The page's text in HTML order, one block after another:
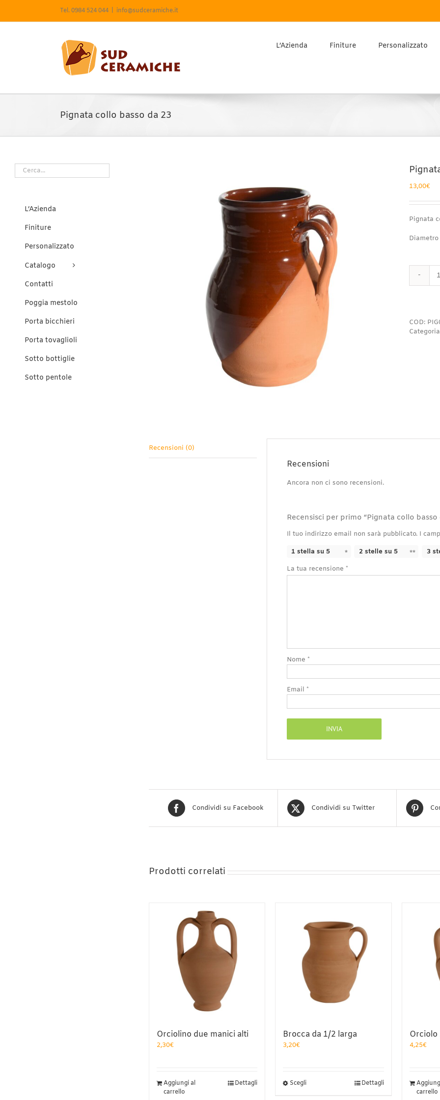
contenuto
Tel. 0984 524 044 info@sudceramiche.it
L’Azienda Finiture Personalizzato
Pignata collo basso da 23
13,00€
Pignata
Diametro
COD:
Recensioni (0)
Recensioni
Ancora non ci sono recensioni.
Recensisci per primo “Pignata collo basso
Il tuo indirizzo email non sarà pubblicato. I
1 stella su 5 2 stelle su 5 3
La tua recensione *
Nome *
Email *
Condividi su Facebook Condividi su Twitter
Prodotti correlati
Orciolino due manici alti
2,30€
Aggiungi al
carrello
Dettagli
Brocca da 1/2 larga
3,20€
ScegliQuesto
Dettagli
Orciolo
4,25€
carrello
L’Azienda
Finiture
Personalizzato
Catalogo
Contatti
Poggia mestolo
Porta bicchieri
Porta tovaglioli
Sotto bottiglie
Sotto pentole